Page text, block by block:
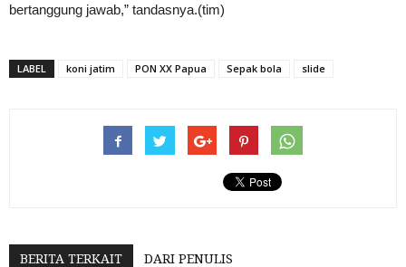
bertanggung jawab,” tandasnya.(tim)
LABEL koni jatim PON XX Papua Sepak bola slide
BERITA TERKAIT DARI PENULIS